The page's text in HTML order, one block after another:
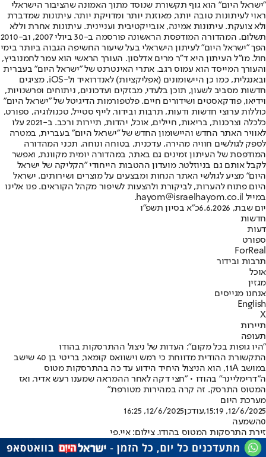
"ישראל היום" הוא גוף תקשורת שנוסד מתוך האמונה שהציבור הישראלי
ראוי לעיתונות טובה יותר, מאוזנת יותר ומדויקת יותר. עיתונות שמדברת
ולא צועקת. עיתונות אמינה, אובייקטיבית ועניינית. עיתונות אחרת וללא
תשלום. המהדורה המודפסת הראשונה פורסמה ב-30 ביולי 2007, וב-2010
הפך "ישראל היום" לעיתון הישראלי בעל שיעור החשיפה הגבוה ביותר בימי
חול. מו"ל העיתון היא ד"ר מרים אדלסון. העורך הראשי הוא עמר לחמנוביץ,
והעורך המייסד הוא עמוס רגב. אתרי האינטרנט של "ישראל היום" בעברית
ובאנגלית, כמו כן היישומונים (אפליקציות) לאנדרואיד ול-iOS, מציגים
חדשות מסביב לשעון, תוכן בלעדי, מבזקים ועדכונים, ניתוחים ופרשנויות,
וידיאו, פודקאסטים ושידורים חיים. פלטפורמות הדיגיטל של "ישראל היום"
כוללות ערוצי חדשות ודעות, תרבות ובידור, לייף סטייל, טכנולוגיה, ספורט,
כלכלה וצרכנות, בריאות, חיילים, אוכל, יהדות, תיירות ורכב. ב-2021 עלו
לאוויר האתר החדש והיישומון החדש של "ישראל היום" בעברית, במטרה
לספק לגולשים חוויה מהירה, עדכנית, בטוחה ונוחה. תכני המהדורה
המודפסת של העיתון זמינים גם באתר, במהדורה יומית מקוונת, ואפשר
לקבל אותם גם בניוזלטר. מועדון ההטבות הייחודי "הקליקה של ישראל
היום" מציע לגולשי האתר הנחות ומבצעים על מוצרים ושירותים. ישראל
היום פתוח להערות, לביקורת ולהצעות לשיפור מקהל הקוראים. פנו אלינו
במייל hayom@israelhayom.co.il.
יום שבת, 6.6.2026
כ"א בסיון תשפ"ו
חדשות
דעות
ספורט
ForReal
תרבות ובידור
אוכל
מגזין
אנחנו מגייסים
English
X
תיירות
תעופה
"היו גופות בכל מקום": העדות של ניצול ההתרסקות בהודו
התקשורת ההודית מדווחת כי רמש וישוואס קומאר, בריטי בן 40 שישב
במושב 11A, הוא הניצול היחיד הידוע עד כה בהתרסקות מטוס
ה"דרימליינר" בהודו • "חצי דקה לאחר ההמראה שמענו רעש אדיר, ואז
המטוס התרסק. זה קרה במהירות מטורפת"
מערכת היום
12/6/2025, 15:19
,עודכן12/6/2025, 16:25
0השמעה
זירת התרסקות המטוס בהודו. צילום: איי.פי